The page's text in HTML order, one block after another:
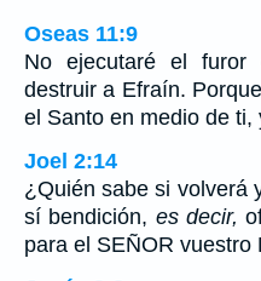
Oseas 11:9
No ejecutaré el
destruir a Efraín.
el Santo en medio de ti,
Joel 2:14
¿Quién sabe si volverá
sí bendición, es decir,
para el SEÑOR vuestro